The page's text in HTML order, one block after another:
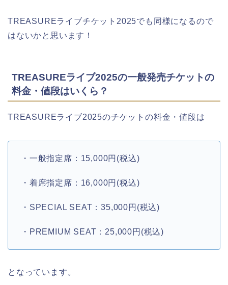
TREASUREライブチケット2025でも同様になるので
はないかと思います！
TREASUREライブ2025の一般発売チケットの
料金・値段はいくら？
TREASUREライブ2025のチケットの料金・値段は
・一般指定席：15,000円(税込)
・着席指定席：16,000円(税込)
・SPECIAL SEAT：35,000円(税込)
・PREMIUM SEAT：25,000円(税込)
となっています。